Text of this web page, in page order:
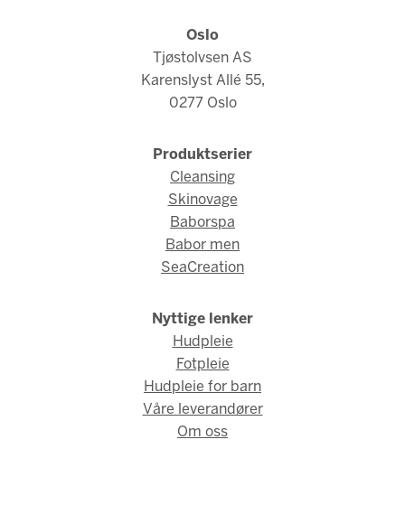
Oslo
Tjøstolvsen AS
Karenslyst Allé 55,
0277 Oslo
Produktserier
Cleansing
Skinovage
Baborspa
Babor men
SeaCreation
Nyttige lenker
Hudpleie
Fotpleie
Hudpleie for barn
Våre leverandører
Om oss